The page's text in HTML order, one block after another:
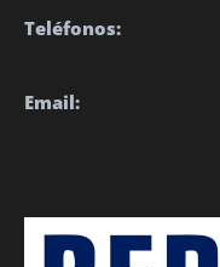
Teléfonos:
Email: